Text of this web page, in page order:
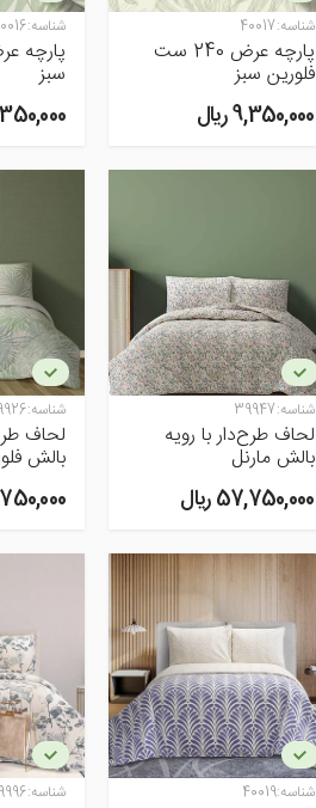
شناسه:40017
پارچه عرض 240 ست
فلورین سبز
9,350,000 ريال
شناسه:
سبز
9,350,000
شناسه:39947
لحاف طرح‌دار با رویه
بالش مارنل
57,750,000 ريال
شناسه:
لحاف
بالش
شناسه:40019 شناسه: